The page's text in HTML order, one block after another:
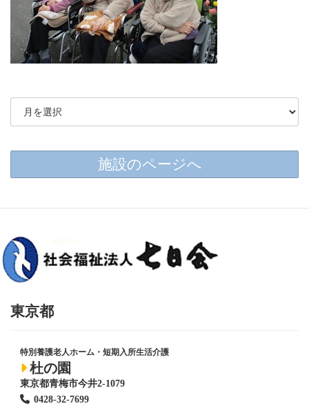
施設のページへ
東京都
特別養護老人ホーム・短期入所生活介護
杜の園
東京都青梅市今井2-1079
0428-32-7699